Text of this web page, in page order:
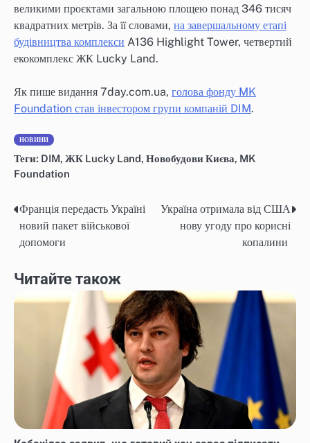
великими проєктами загальною площею понад 346 тисяч
квадратних метрів. За її словами, на завершальному етапі
будівництва комплекси A136 Highlight Tower, четвертий
екокомплекс ЖК Lucky Land.
Як пише видання 7day.com.ua, голова фонду MK
Foundation став інвестором групи компаній DIM.
НОВИНИ
Теги: DIM, ЖК Lucky Land, Новобудови Києва, MK
Foundation
Навігація
записів
Франція передасть Україні
новий пакет військової
допомоги
Україна отримала від США
нову угоду про корисні
копалини
Читайте також